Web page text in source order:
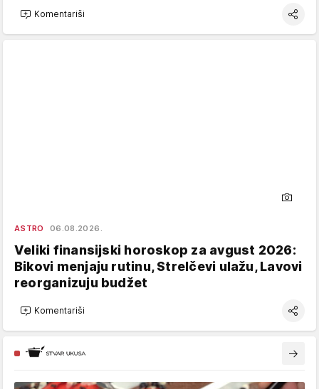
Komentariši
ASTRO 06.08.2026.
Veliki finansijski horoskop za avgust 2026:
Bikovi menjaju rutinu, Strelčevi ulažu, Lavovi
reorganizuju budžet
Komentariši